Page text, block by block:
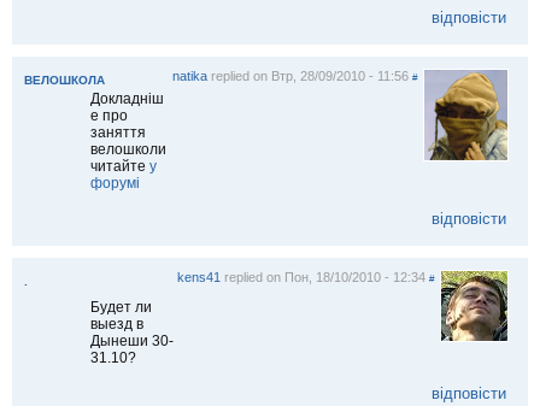
відповісти
ВЕЛОШКОЛА natikareplied on Втр, 28/09/2010 - 11:56 #
Докладніш
е про
заняття
велошколи
читайте у
форумі
відповісти
kens41 replied on Пон, 18/10/2010 - 12:34 #
Будет ли
выезд в
Дынеши 30-
31.10?
відповісти